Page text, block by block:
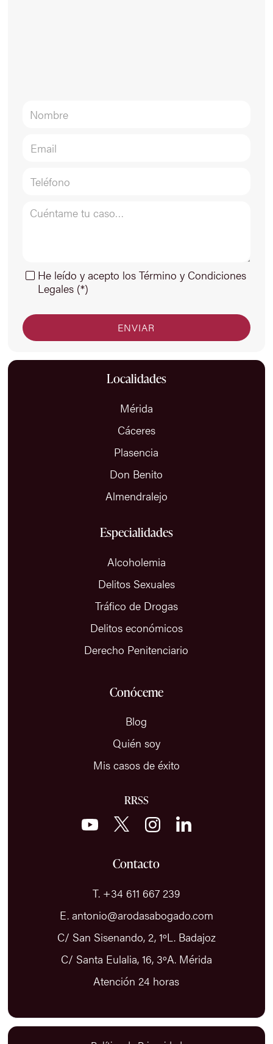
He leído y acepto los Término y Condiciones
Legales (*)
Localidades
Mérida
Cáceres
Plasencia
Don Benito
Almendralejo
Especialidades
Alcoholemia
Delitos Sexuales
Tráfico de Drogas
Delitos económicos
Derecho Penitenciario
Conóceme
Blog
Quién soy
Mis casos de éxito
RRSS
Contacto
T. +34 611 667 239
E. antonio@arodasabogado.com
C/ San Sisenando, 2, 1ºL. Badajoz
C/ Santa Eulalia, 16, 3ºA. Mérida
Atención 24 horas